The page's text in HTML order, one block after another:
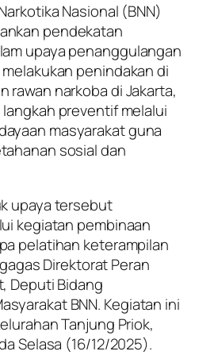
Nasional (BNN)
pendekatan
upaya penanggulangan
penindakan di
rawan narkoba di Jakarta,
langkah preventif melalui
masyarakat guna
sosial dan
upaya tersebut
kegiatan pembinaan
pelatihan keterampilan
Direktorat Peran
Deputi Bidang
BNN. Kegiatan ini
Tanjung Priok,
Selasa (16/12/2025).